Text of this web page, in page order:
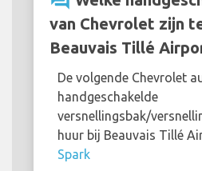
van Chevrolet zijn
Beauvais Tillé
De volgende Chevrolet
handgeschakelde
versnellingsbak/
huur bij Beauvais Tillé
Spark